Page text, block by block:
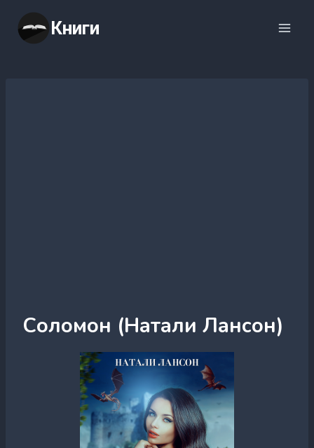
содержимому
Книги
Соломон (Натали Лансон)